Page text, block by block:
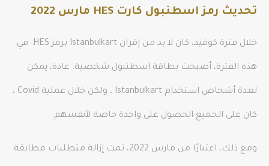
تحديث رمز اسطنبول كارت HES مارس 2022
خلال فترة كوفيد، كان لا بد من إقران Istanbulkart برمز HES. في
هذه الفترة، أصبحت بطاقة اسطنبول شخصية. عادة، يمكن
لعدة أشخاص استخدام Istanbulkart ، ولكن خلال عملية Covid ،
كان على الجميع الحصول على واحدة خاصة لأنفسهم.
ومع ذلك، اعتبارًا من مارس 2022، تمت إزالة متطلبات مطابقة